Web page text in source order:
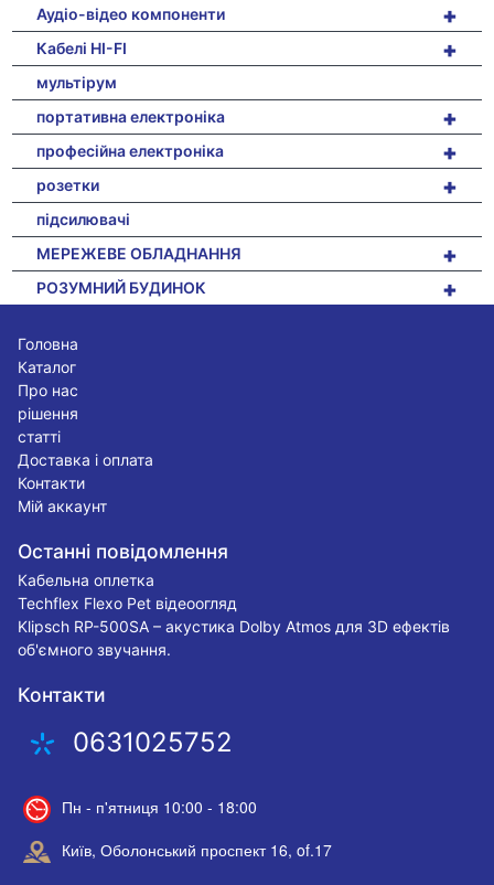
+
Аудіо-відео компоненти
+
Кабелі HI-FI
мультірум
+
портативна електроніка
+
професійна електроніка
+
розетки
підсилювачі
+
МЕРЕЖЕВЕ ОБЛАДНАННЯ
+
РОЗУМНИЙ БУДИНОК
Головна
Каталог
Про нас
рішення
статті
Доставка і оплата
Контакти
Мій аккаунт
Останні повідомлення
Кабельна оплетка
Techflex Flexo Pet відеоогляд
Klipsch RP-500SA – акустика Dolby Atmos для 3D ефектів
об'ємного звучання.
Контакти
0631025752
Пн - п'ятниця 10:00 - 18:00
Київ, Оболонський проспект 16, of.17